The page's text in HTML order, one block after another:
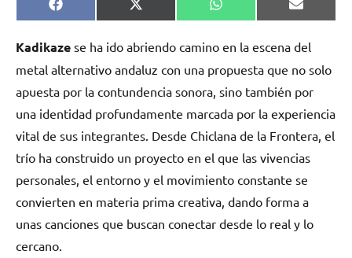
Compartir
en
Facebook
Compartir
en
X
(Twitter)
Compartir
en
WhatsApp
en
Email
Kadikaze se ha ido abriendo camino en la escena del
metal alternativo andaluz con una propuesta que no solo
apuesta por la contundencia sonora, sino también por
una identidad profundamente marcada por la experiencia
vital de sus integrantes. Desde Chiclana de la Frontera, el
trío ha construido un proyecto en el que las vivencias
personales, el entorno y el movimiento constante se
convierten en materia prima creativa, dando forma a
unas canciones que buscan conectar desde lo real y lo
cercano.